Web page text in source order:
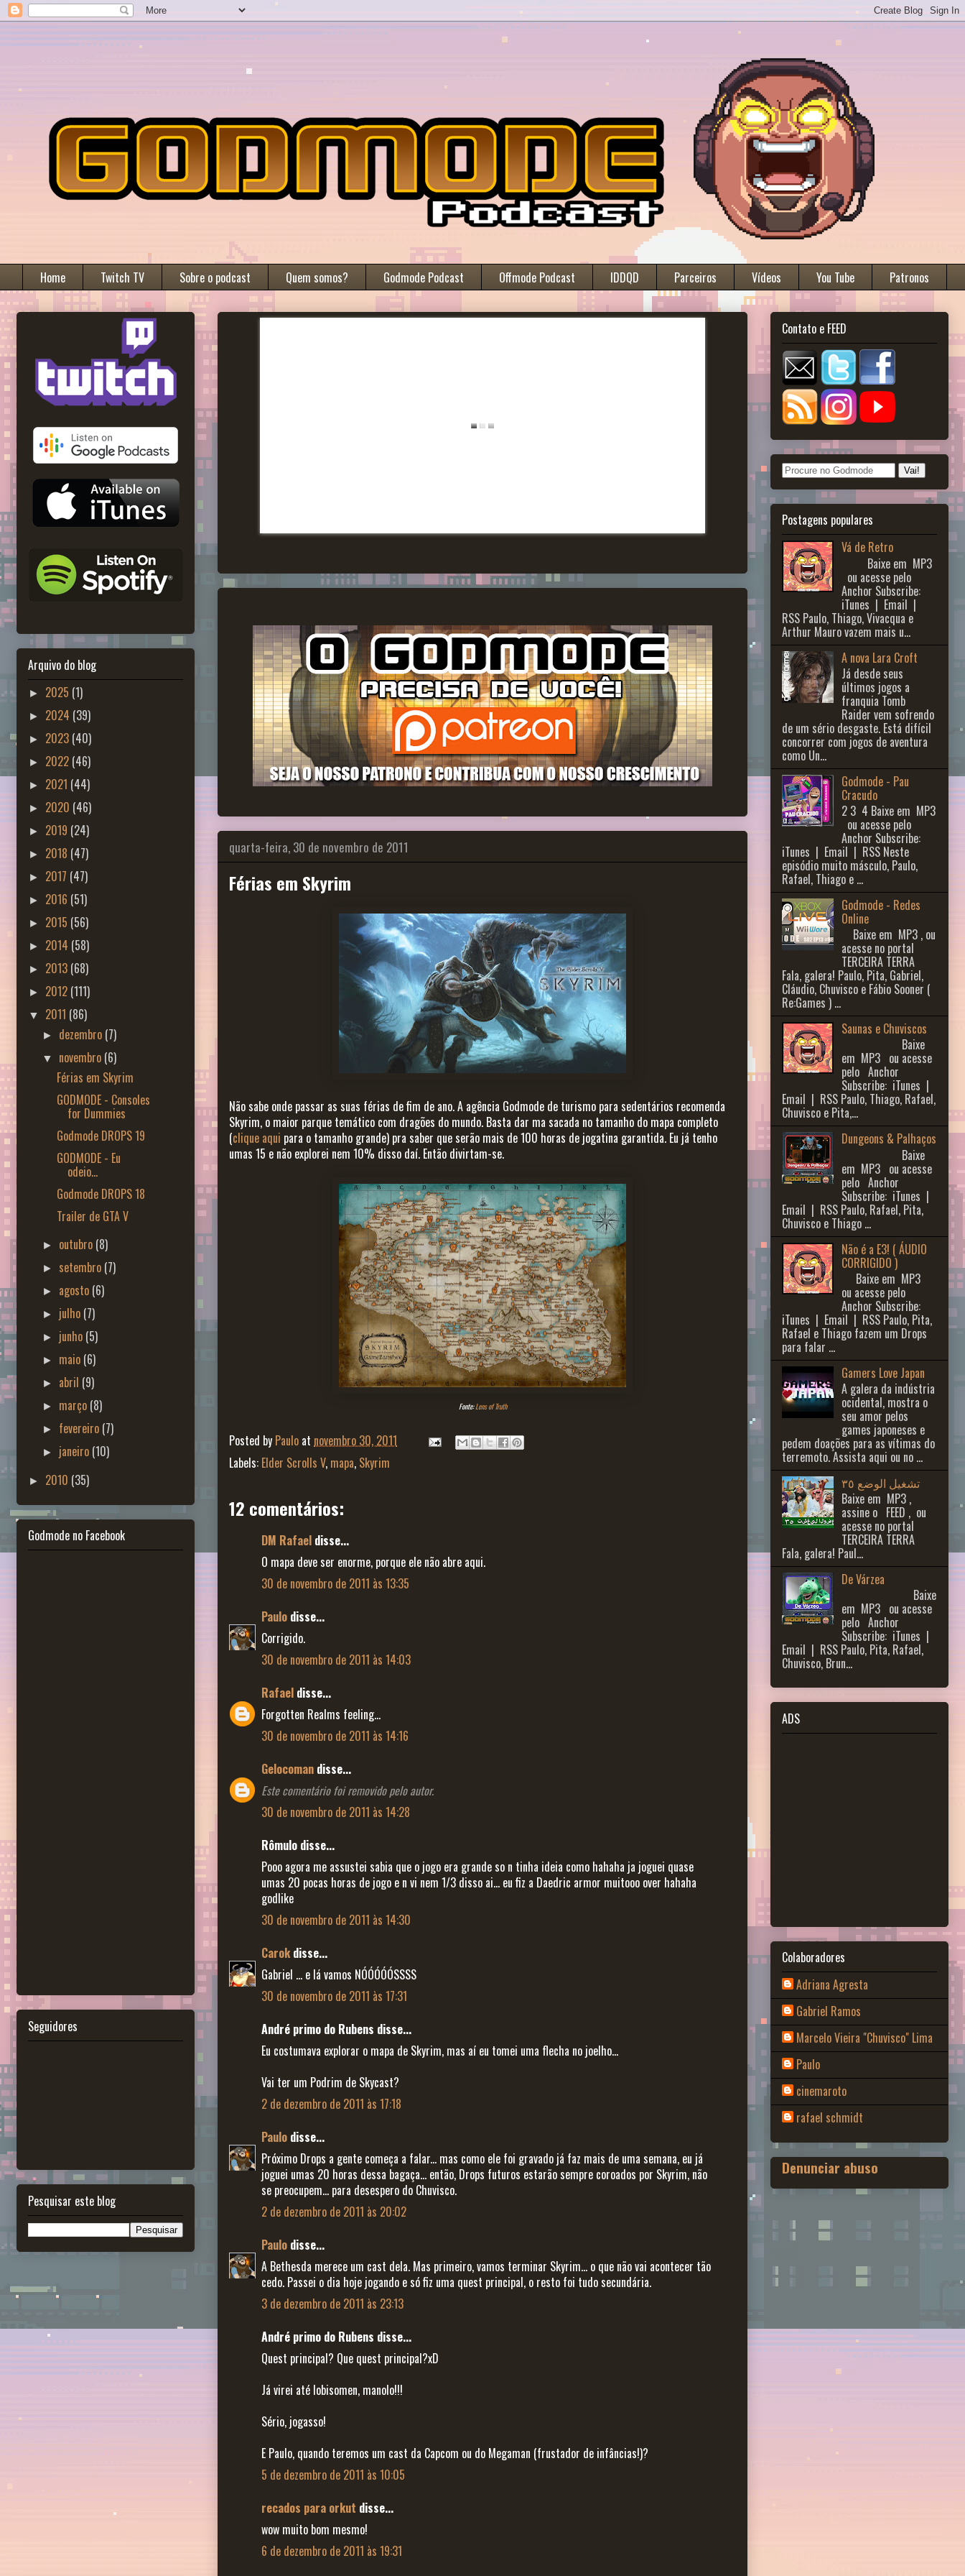
Home Twitch TV Sobre o podcast Quem somos? Godmode Podcast Offmode Podcast IDDQD Parceiros Vídeos You Tube Patronos
quarta-feira, 30 de novembro de 2011
Férias em Skyrim
Não sabe onde passar as suas férias de fim de ano. A agência Godmode de turismo para sedentários recomenda
Skyrim, o maior parque temático com dragões do mundo. Basta dar ma sacada no tamanho do mapa completo
(clique aqui para o tamanho grande) pra saber que serão mais de 100 horas de jogatina garantida. Eu já tenho
umas 15 e não explorei nem 10% disso daí. Então divirtam-se.
Fonte:Lens of Truth
Posted by Paulo at novembro 30, 2011
Labels: Elder Scrolls V, mapa, Skyrim
12 comentários:
DM Rafael disse...
O mapa deve ser enorme, porque ele não abre aqui.
30 de novembro de 2011 às 13:35
Paulo disse...
Corrigido.
30 de novembro de 2011 às 14:03
Rafael disse...
Forgotten Realms feeling...
30 de novembro de 2011 às 14:16
Gelocoman disse...
Este comentário foi removido pelo autor.
30 de novembro de 2011 às 14:28
Rômulo disse...
Pooo agora me assustei sabia que o jogo era grande so n tinha ideia como hahaha ja joguei quase
umas 20 pocas horas de jogo e n vi nem 1/3 disso ai... eu fiz a Daedric armor muitooo over hahaha
godlike
30 de novembro de 2011 às 14:30
Carokdisse...
Gabriel ... e lá vamos NÓÓÓÓÓSSSS
30 de novembro de 2011 às 17:31
André primo do Rubens disse...
Eu costumava explorar o mapa de Skyrim, mas aí eu tomei uma flecha no joelho...
Vai ter um Podrim de Skycast?
2 de dezembro de 2011 às 17:18
Paulo disse...
Próximo Drops a gente começa a falar... mas como ele foi gravado já faz mais de uma semana, eu já
joguei umas 20 horas dessa bagaça... então, Drops futuros estarão sempre coroados por Skyrim, não
se preocupem... para desespero do Chuvisco.
2 de dezembro de 2011 às 20:02
Paulo disse...
A Bethesda merece um cast dela. Mas primeiro, vamos terminar Skyrim... o que não vai acontecer tão
cedo. Passei o dia hoje jogando e só fiz uma quest principal, o resto foi tudo secundária.
3 de dezembro de 2011 às 23:13
André primo do Rubens disse...
Quest principal? Que quest principal?xD
Já virei até lobisomen, manolo!!!
Sério, jogasso!
E Paulo, quando teremos um cast da Capcom ou do Megaman (frustador de infâncias!)?
5 de dezembro de 2011 às 10:05
recados para orkut disse...
wow muito bom mesmo!
6 de dezembro de 2011 às 19:31
Arquivo do blog
► 2025 (1)
► 2024 (39)
► 2023 (40)
► 2022 (46)
► 2021 (44)
► 2020 (46)
► 2019 (24)
► 2018 (47)
► 2017 (47)
► 2016 (51)
► 2015 (56)
► 2014 (58)
► 2013 (68)
► 2012 (111)
▼ 2011 (86)
► dezembro (7)
▼ novembro (6)
Férias em Skyrim
GODMODE - Consoles
for Dummies
Godmode DROPS 19
GODMODE - Eu
odeio...
Godmode DROPS 18
Trailer de GTA V
► outubro (8)
► setembro (7)
► agosto (6)
► julho (7)
► junho (5)
► maio (6)
► abril (9)
► março (8)
► fevereiro (7)
► janeiro (10)
► 2010 (35)
Godmode no Facebook
Seguidores
Pesquisar este blog
Contato e FEED
Postagens populares
Vá de Retro
Baixe em MP3
ou acesse pelo
Anchor Subscribe:
iTunes | Email |
RSS Paulo, Thiago, Vivacqua e
Arthur Mauro vazem mais u...
A nova Lara Croft
Já desde seus
últimos jogos a
franquia Tomb
Raider vem sofrendo
de um sério desgaste. Está difícil
concorrer com jogos de aventura
como Un...
Godmode - Pau
Cracudo
2 3 ​ 4 Baixe em MP3
ou acesse pelo
Anchor Subscribe:
iTunes | Email | RSS Neste
episódio muito másculo, Paulo,
Rafael, Thiago e ...
Godmode - Redes
Online
Baixe em MP3 , ou
acesse no portal
TERCEIRA TERRA
Fala, galera! Paulo, Pita, Gabriel,
Cláudio, Chuvisco e Fábio Sooner (
Re:Games ) ...
Saunas e Chuviscos
Baixe
em MP3 ou acesse
pelo Anchor
Subscribe: iTunes |
Email | RSS Paulo, Thiago, Rafael,
Chuvisco e Pita,...
Dungeons & Palhaços
Baixe
em MP3 ou acesse
pelo Anchor
Subscribe: iTunes |
Email | RSS Paulo, Rafael, Pita,
Chuvisco e Thiago ...
Não é a E3! ( ÁUDIO
CORRIGIDO )
Baixe em MP3
ou acesse pelo
Anchor Subscribe:
iTunes | Email | RSS Paulo, Pita,
Rafael e Thiago fazem um Drops
para falar ...
Gamers Love Japan
A galera da indústria
ocidental, mostra o
seu amor pelos
games japoneses e
pedem doações para as vítimas do
terremoto. Assista aqui ou no ...
تشغيل الوضع ٣٥
Baixe em MP3 ,
assine o FEED , ou
acesse no portal
TERCEIRA TERRA
Fala, galera! Paul...
De Várzea
Baixe
em MP3 ou acesse
pelo Anchor
Subscribe: iTunes |
Email | RSS Paulo, Pita, Rafael,
Chuvisco, Brun...
ADS
Colaboradores
Adriana Agresta
Gabriel Ramos
Marcelo Vieira "Chuvisco" Lima
Paulo
cinemaroto
rafael schmidt
Denunciar abuso